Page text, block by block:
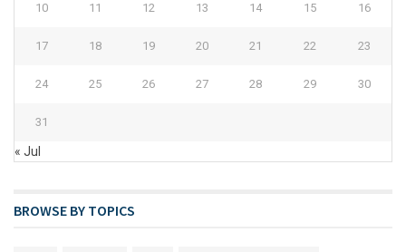
10 11 12 13 14 15 16
17 18 19 20 21 22 23
24 25 26 27 28 29 30
31
« Jul
BROWSE BY TOPICS